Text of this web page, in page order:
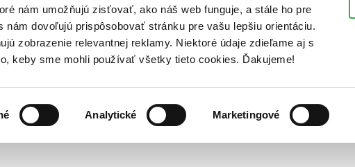
nám umožňujú zisťovať, ako náš web funguje, a stále ho pre
dovoľujú prispôsobovať stránku pre vašu lepšiu orientáciu.
zobrazenie relevantnej reklamy. Niektoré údaje zdieľame aj s
keby sme mohli používať všetky tieto cookies. Ďakujeme!
Analytické Marketingové